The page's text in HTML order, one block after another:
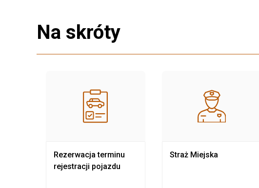
Na skróty
Rezerwacja terminu
rejestracji pojazdu
Straż Miejska